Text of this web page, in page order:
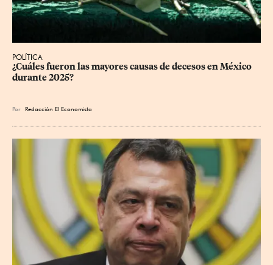
POLÍTICA
¿Cuáles fueron las mayores causas de decesos en México
durante 2025?
Por Redacción El Economista